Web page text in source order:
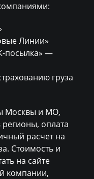
Линии»
посылка» —
груза
Москвы и МО,
оплата
расчет на
Стоимость и
на сайте
компании,